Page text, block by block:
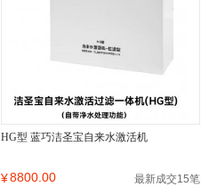
HG型 蓝巧洁圣宝自来水激活机
¥8800.00 最新成交15笔